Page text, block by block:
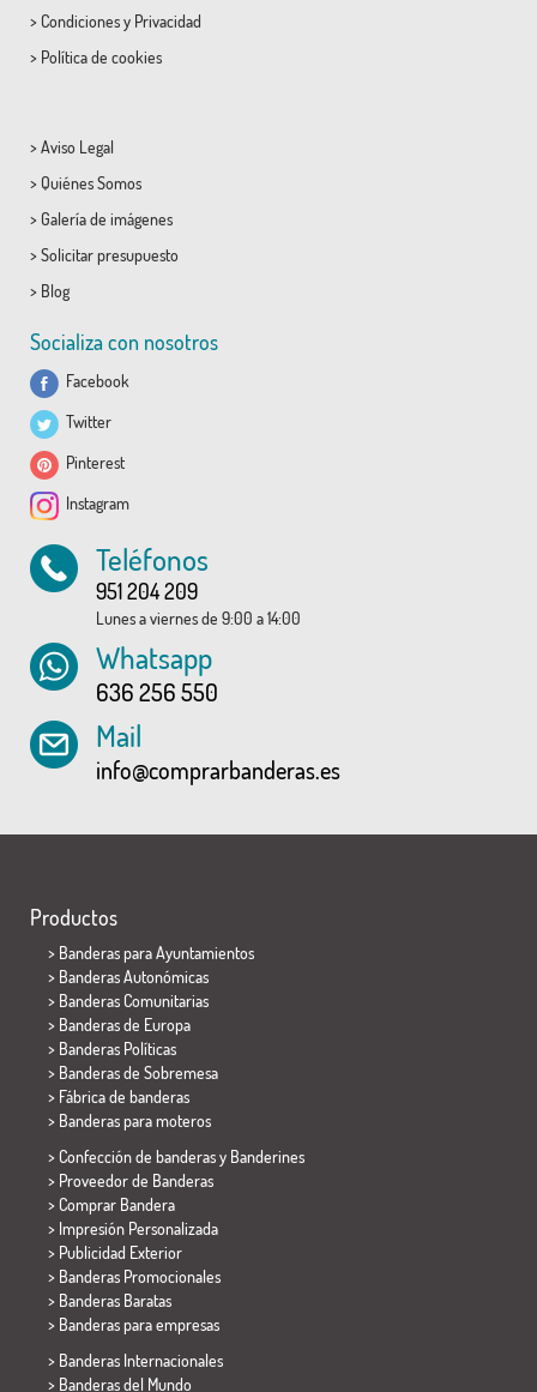
> Condicionesy Privacidad
> Política de cookies
> Aviso Legal
> Quiénes Somos
> Galería de imágenes
> Solicitar presupuesto
> Blog
Socializa con nosotros
Facebook
Twitter
Pinterest
Instagram
Teléfonos
951 204 209
Lunes a viernes de 9:00 a 14:00
Whatsapp
636 256 550
Mail
info@comprarbanderas.es
Productos
> Banderas para Ayuntamientos
> Banderas Autonómicas
> Banderas Comunitarias
> Banderas de Europa
> Banderas Políticas
> Banderas de Sobremesa
> Fábrica de banderas
> Banderas para moteros
> Confección de banderas y Banderines
> Proveedor de Banderas
> Comprar Bandera
> Impresión Personalizada
> Publicidad Exterior
> Banderas Promocionales
> Banderas Baratas
> Banderas para empresas
> Banderas Internacionales
> Banderas del Mundo